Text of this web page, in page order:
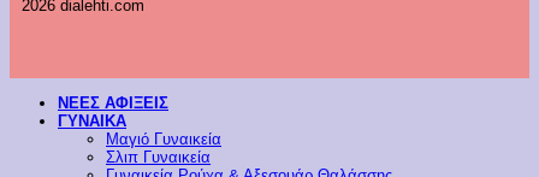
2026 dialehti.com
ΝΕΕΣ ΑΦΙΞΕΙΣ
ΓΥΝΑΙΚΑ
Μαγιό Γυναικεία
Σλιπ Γυναικεία